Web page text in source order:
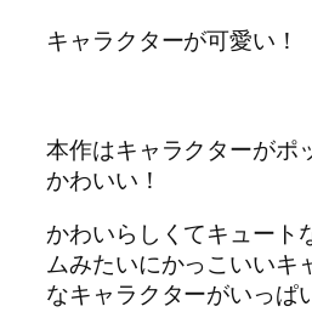
キャラクターが可愛い！
本作はキャラクターがポ
かわいい！
かわいらしくてキュート
ムみたいにかっこいいキ
なキャラクターがいっぱ